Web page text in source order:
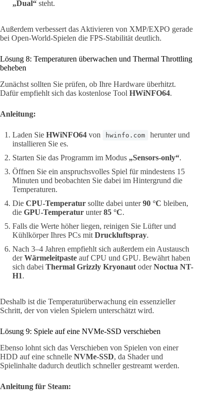
„Dual“ steht.
Außerdem verbessert das Aktivieren von XMP/EXPO gerade
bei Open-World-Spielen die FPS-Stabilität deutlich.
Lösung 8: Temperaturen überwachen und Thermal Throttling
beheben
Zunächst sollten Sie prüfen, ob Ihre Hardware überhitzt.
Dafür empfiehlt sich das kostenlose Tool HWiNFO64.
Anleitung:
Laden Sie HWiNFO64 von hwinfo.com
herunter und
installieren Sie es.
Starten Sie das Programm im Modus „Sensors-only“.
Öffnen Sie ein anspruchsvolles Spiel für mindestens 15
Minuten und beobachten Sie dabei im Hintergrund die
Temperaturen.
Die CPU-Temperatur sollte dabei unter90 °C bleiben,
die GPU-Temperatur unter85 °C.
Falls die Werte höher liegen, reinigen Sie Lüfter und
Kühlkörper Ihres PCs mit Druckluftspray.
Nach 3–4 Jahren empfiehlt sich außerdem ein Austausch
derWärmeleitpaste auf CPU und GPU. Bewährt haben
sich dabei Thermal Grizzly Kryonaut oderNoctua NT-
H1.
Deshalb ist die Temperaturüberwachung ein essenzieller
Schritt, der von vielen Spielern unterschätzt wird.
Lösung 9: Spiele auf eine NVMe-SSD verschieben
Ebenso lohnt sich das Verschieben von Spielen von einer
HDD auf eine schnelle NVMe-SSD, da Shader und
Spielinhalte dadurch deutlich schneller gestreamt werden.
Anleitung für Steam: